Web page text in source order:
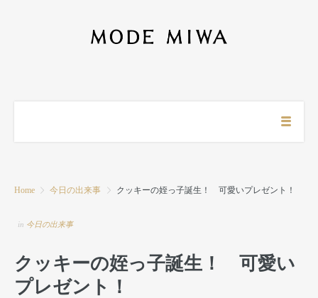
Home 今日の出来事 クッキーの姪っ子誕生！ 可愛いプレゼント！
in 今日の出来事
クッキーの姪っ子誕生！ 可愛い
プレゼント！